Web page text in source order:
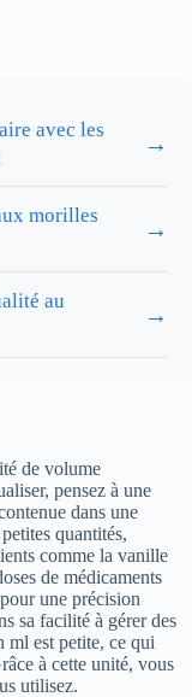
avec les
→
morilles
→
au
→
de volume
pensez à une
dans une
quantités,
comme la vanille
de médicaments
une précision
sa facilité à gérer des
ml est petite, ce qui
à cette unité, vous
utilisez.